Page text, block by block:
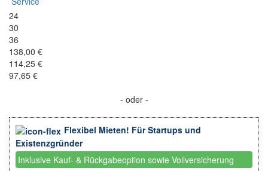
24
30
36
138,00 €
114,25 €
97,65 €
- oder -
Flexibel Mieten! Für Startups und
Existenzgründer
Inklusive Kauf- & Rückgabeoption sowie Vollversicherung